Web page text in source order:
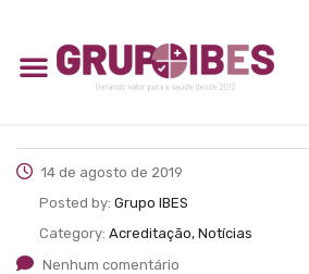
14 de agosto de 2019
Posted by: Grupo IBES
Category: Acreditação, Notícias
Nenhum comentário